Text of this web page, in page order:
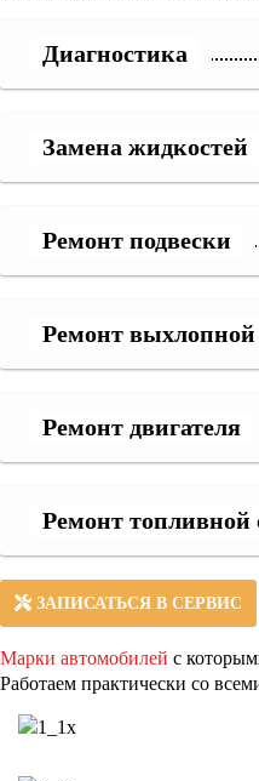
Диагностика
Замена жидкостей
Ремонт подвески
Ремонт
Ремонт двигателя
Ремонт топливной
ЗАПИСАТЬСЯ В СЕРВИС
Марки автомобилей с
Работаем практически со